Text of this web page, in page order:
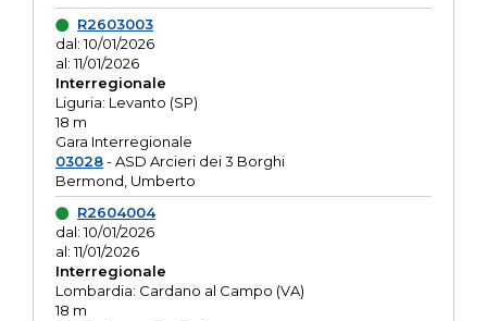
R2603003
dal: 10/01/2026
al: 11/01/2026
Interregionale
Liguria: Levanto (SP)
18 m
Gara Interregionale
03028- ASD Arcieri dei 3 Borghi
Bermond, Umberto
R2604004
dal: 10/01/2026
al: 11/01/2026
Interregionale
Lombardia: Cardano al Campo (VA)
18 m